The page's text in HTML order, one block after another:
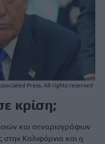
Press. All rights reserved
κρίση;
και σεναριογράφων
στην Καλιφόρνια και η